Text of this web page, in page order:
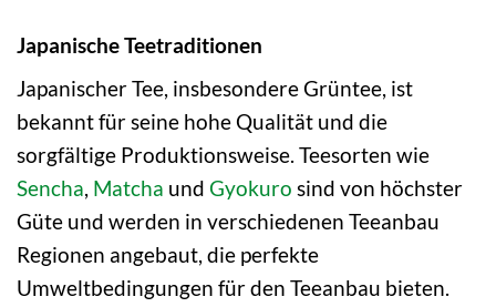
Japanische Teetraditionen
Japanischer Tee, insbesondere Grüntee, ist
bekannt für seine hohe Qualität und die
sorgfältige Produktionsweise. Teesorten wie
Sencha, Matcha und Gyokuro sind von höchster
Güte und werden in verschiedenen Teeanbau
Regionen angebaut, die perfekte
Umweltbedingungen für den Teeanbau bieten.